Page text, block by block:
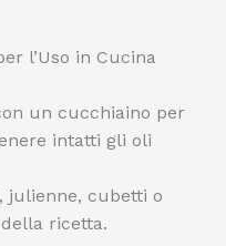
l’Uso in Cucina
un cucchiaino per
intatti gli oli
julienne, cubetti o
ricetta.